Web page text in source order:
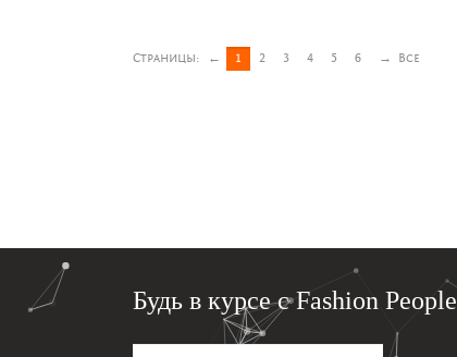
Страницы: ← 1 2 3 4 5 6 → Все
Будь в курсе с Fashion People